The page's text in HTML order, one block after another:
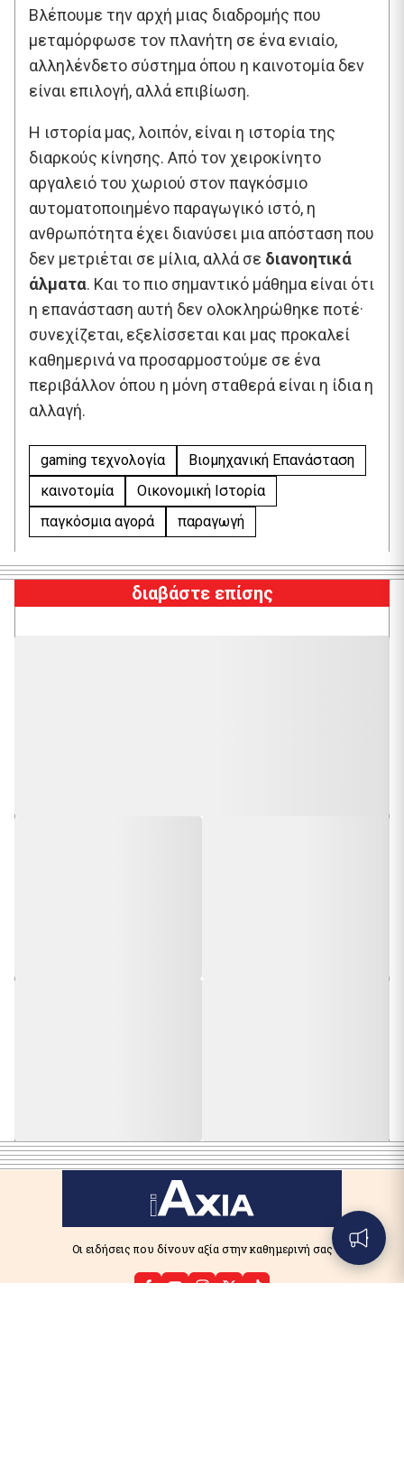
Βλέπουμε την αρχή μιας διαδρομής που
μεταμόρφωσε τον πλανήτη σε ένα ενιαίο,
αλληλένδετο σύστημα όπου η καινοτομία δεν
είναι επιλογή, αλλά επιβίωση.
Η ιστορία μας, λοιπόν, είναι η ιστορία της
διαρκούς κίνησης. Από τον χειροκίνητο
αργαλειό του χωριού στον παγκόσμιο
αυτοματοποιημένο παραγωγικό ιστό, η
ανθρωπότητα έχει διανύσει μια απόσταση που
δεν μετριέται σε μίλια, αλλά σε διανοητικά
άλματα. Και το πιο σημαντικό μάθημα είναι ότι
η επανάσταση αυτή δεν ολοκληρώθηκε ποτέ·
συνεχίζεται, εξελίσσεται και μας προκαλεί
καθημερινά να προσαρμοστούμε σε ένα
περιβάλλον όπου η μόνη σταθερά είναι η ίδια η
αλλαγή.
gaming τεχνολογία
Βιομηχανική Επανάσταση
καινοτομία
Οικονομική Ιστορία
παγκόσμια αγορά
παραγωγή
διαβάστε επίσης
Οι ειδήσεις που δίνουν αξία στην καθημερινή σας